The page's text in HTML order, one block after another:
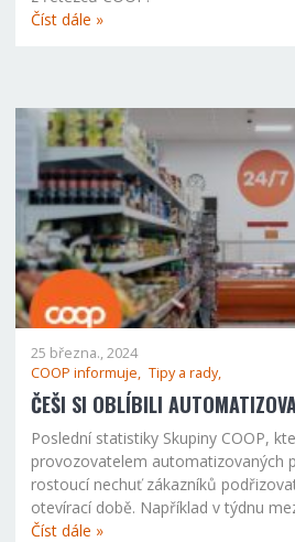
Číst dále »
25 března., 2024
COOP informuje, Tipy a rady,
ČEŠI SI OBLÍBILI
Poslední statistiky Skupiny COOP,
provozovatelem automatizovaných
rostoucí nechuť zákazníků
otevírací době. Například v týdnu
Číst dále »